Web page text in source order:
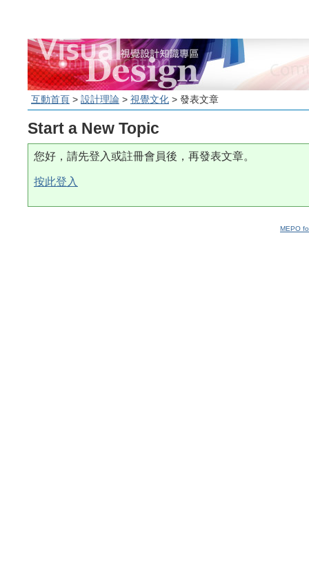
互動首頁 > 設計理論 > 視覺文化 > 發表文章
Start a New Topic
您好，請先登入或註冊會員後，再發表文章。
按此登入
MEPO